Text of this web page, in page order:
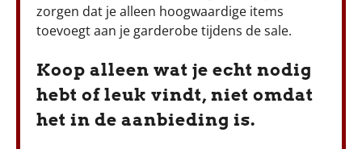
zorgen dat je alleen hoogwaardige items
toevoegt aan je garderobe tijdens de sale.
Koop alleen wat je echt nodig
hebt of leuk vindt, niet omdat
het in de aanbieding is.